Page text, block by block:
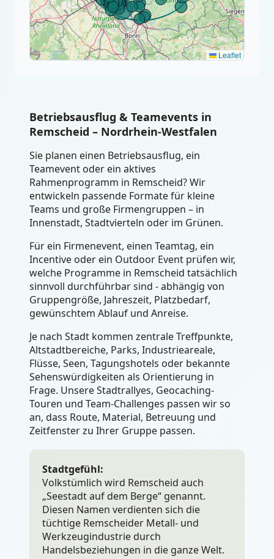
Leaflet
Betriebsausflug & Teamevents in
Remscheid – Nordrhein-Westfalen
Sie planen einen Betriebsausflug, ein
Teamevent oder ein aktives
Rahmenprogramm in Remscheid? Wir
entwickeln passende Formate für kleine
Teams und große Firmengruppen – in
Innenstadt, Stadtvierteln oder im Grünen.
Für ein Firmenevent, einen Teamtag, ein
Incentive oder ein Outdoor Event prüfen wir,
welche Programme in Remscheid tatsächlich
sinnvoll durchführbar sind - abhängig von
Gruppengröße, Jahreszeit, Platzbedarf,
gewünschtem Ablauf und Anreise.
Je nach Stadt kommen zentrale Treffpunkte,
Altstadtbereiche, Parks, Industrieareale,
Flüsse, Seen, Tagungshotels oder bekannte
Sehenswürdigkeiten als Orientierung in
Frage. Unsere Stadtrallyes, Geocaching-
Touren und Team-Challenges passen wir so
an, dass Route, Material, Betreuung und
Zeitfenster zu Ihrer Gruppe passen.
Stadtgefühl:
Volkstümlich wird Remscheid auch
„Seestadt auf dem Berge“ genannt.
Diesen Namen verdienten sich die
tüchtige Remscheider Metall- und
Werkzeugindustrie durch
Handelsbeziehungen in die ganze Welt.